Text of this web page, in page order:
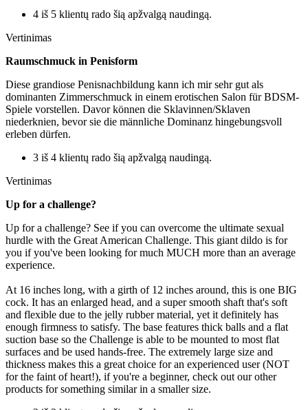
4 iš 5 klientų rado šią apžvalgą naudingą.
Vertinimas
Raumschmuck in Penisform
Diese grandiose Penisnachbildung kann ich mir sehr gut als
dominanten Zimmerschmuck in einem erotischen Salon für BDSM-
Spiele vorstellen. Davor können die Sklavinnen/Sklaven
niederknien, bevor sie die männliche Dominanz hingebungsvoll
erleben dürfen.
3 iš 4 klientų rado šią apžvalgą naudingą.
Vertinimas
Up for a challenge?
Up for a challenge? See if you can overcome the ultimate sexual
hurdle with the Great American Challenge. This giant dildo is for
you if you've been looking for much MUCH more than an average
experience.
At 16 inches long, with a girth of 12 inches around, this is one BIG
cock. It has an enlarged head, and a super smooth shaft that's soft
and flexible due to the jelly rubber material, yet it definitely has
enough firmness to satisfy. The base features thick balls and a flat
suction base so the Challenge is able to be mounted to most flat
surfaces and be used hands-free. The extremely large size and
thickness makes this a great choice for an experienced user (NOT
for the faint of heart!), if you're a beginner, check out our other
products for something similar in a smaller size.